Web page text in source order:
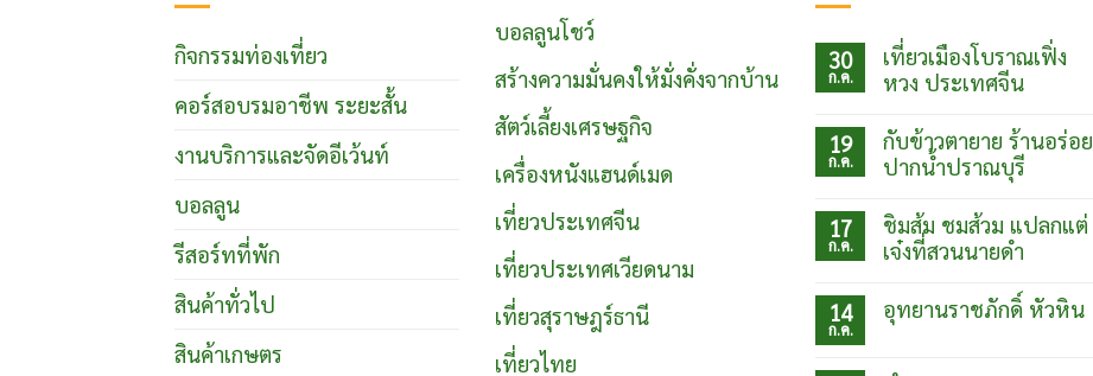
กิจกรรมท่องเที่ยว
คอร์สอบรมอาชีพ ระยะสั้น
งานบริการและจัดอีเว้นท์
บอลลูน
รีสอร์ทที่พัก
สินค้าทั่วไป
สินค้าเกษตร
บอลลูนโชว์
สร้างความมั่นคงให้มั่งคั่งจากบ้าน
สัตว์เลี้ยงเศรษฐกิจ
เครื่องหนังแฮนด์เมด
เที่ยวประเทศจีน
เที่ยวประเทศเวียดนาม
เที่ยวสุราษฎร์ธานี
เที่ยวไทย
30
ก.ค.
เที่ยวเมืองโบราณเฟิ่ง
หวง ประเทศจีน
ความ
เห็น
บน
เที่ยว
โบ
ราณเฟิ่ง
หวง
19
ก.ค.
กับข้าวตายาย ร้านอร่อย
ปากน้ำปราณบุรี
ความ
เห็น
บน
กับข้าว
ร้าน
ปราณบุรี
17
ก.ค.
ชิมส้ม ชมส้วม แปลกแต่
เจ๋งที่สวนนายดำ
เห็น
บน
14
ก.ค.
อุทยานราชภักดิ์ หัวหิน
เห็น